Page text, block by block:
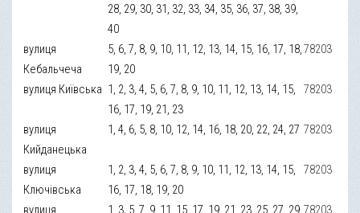
28, 29, 30, 31, 32, 33, 34, 35, 36, 37, 38, 39,
40
вулиця
Кебальчеча
5, 6, 7, 8, 9, 10, 11, 12, 13, 14, 15, 16, 17, 18,
19, 20
78203
вулиця Київська 1, 2, 3, 4, 5, 6, 7, 8, 9, 10, 11, 12, 13, 14, 15,
16, 17, 19, 21, 23
78203
вулиця
Кийданецька
1, 4, 6, 5, 8, 10, 12, 14, 16, 18, 20, 22, 24, 27 78203
вулиця
Ключівська
1, 2, 3, 4, 5, 6, 7, 8, 9, 10, 11, 12, 13, 14, 15,
16, 17, 18, 19, 20
78203
вулиця 1, 3, 5, 7, 9, 11, 15, 17, 19, 21, 23, 25, 27, 29, 78203